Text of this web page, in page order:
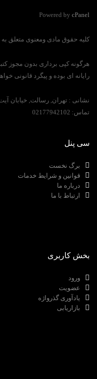
Powered by cPanel
کلیه حقوق مادی ومعنوی متعلق
رایانه ای بوده و پیگرد قانونی
نشانی : تهران, رسالت, خیابان آیت, پلاک
تماس:
سی پنل
برگ نخست
قوانین و شرایط خدمات
درباره ما
ارتباط با ما
بخش کاربری
ورود
عضویت
یادآوری گذرواژه
بازاریابی